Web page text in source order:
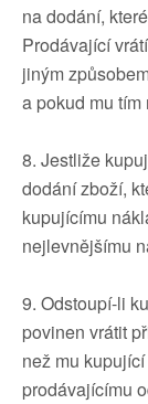
na dodání,
Prodávající
jiným
a pokud mu
8. Jestliže
dodání zboží,
kupujícímu
nejlevnějšímu
9. Odstoupí-li
povinen vrátit
než mu
prodávajícímu